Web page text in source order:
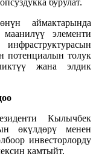
аймактарында
элементи
потенциалын толук
жана элдик
Кылычбек
өкүлдөрү менен
инвесторлорду
камтыйт.